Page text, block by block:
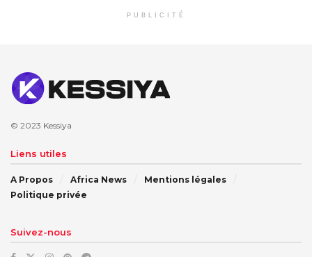
PUBLICITÉ
© 2023 Kessiya
Liens utiles
A Propos Africa News
Mentions légales
Politique privée
Suivez-nous